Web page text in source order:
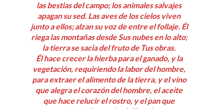
las bestias del campo; los animales salvajes
apagan su sed. Las aves de los cielos viven
junto a ellos; alzan su voz de entre el follaje. Él
riega las montañas desde Sus nubes en lo alto;
la tierra se sacia del fruto de Tus obras.
Él hace crecer la hierba para el ganado, y la
vegetación, requiriendo la labor del hombre,
para extraer el alimento de la tierra, y el vino
que alegra el corazón del hombre, el aceite
que hace relucir el rostro, y el pan que